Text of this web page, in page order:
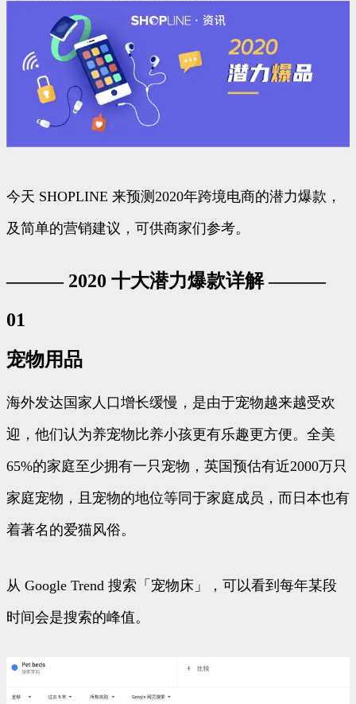
今天 SHOPLINE 来预测2020年跨境电商的潜力爆款，
及简单的营销建议，可供商家们参考。
——— 2020 十大潜力爆款详解 ———
01
宠物用品
海外发达国家人口增长缓慢，是由于宠物越来越受欢
迎，他们认为养宠物比养小孩更有乐趣更方便。全美
65%的家庭至少拥有一只宠物，英国预估有近2000万只
家庭宠物，且宠物的地位等同于家庭成员，而日本也有
着著名的爱猫风俗。
从 Google Trend 搜索「宠物床」，可以看到每年某段
时间会是搜索的峰值。